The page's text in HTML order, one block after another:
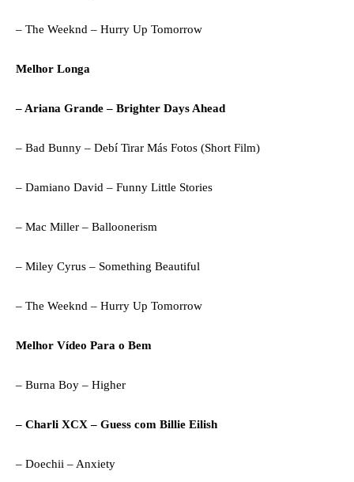
– The Weeknd – Hurry Up Tomorrow
Melhor Longa
– Ariana Grande – Brighter Days Ahead
– Bad Bunny – Debí Tirar Más Fotos (Short Film)
– Damiano David – Funny Little Stories
– Mac Miller – Balloonerism
– Miley Cyrus – Something Beautiful
– The Weeknd – Hurry Up Tomorrow
Melhor Vídeo Para o Bem
– Burna Boy – Higher
– Charli XCX – Guess com Billie Eilish
– Doechii – Anxiety